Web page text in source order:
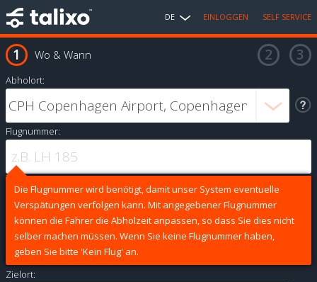
DE EINLOGGEN SELF SERVICE
Wo & Wann
Abholort:
Flugnummer:
Die Flugnummer wird benötigt, damit unser System eventuelle
Verspätungen verfolgen kann. Mit angegebener Flugnummer
können die Fahrer die Abholzeit anpassen, so dass Sie dies nicht
selber machen müssen. Wenn Sie keine Flugnummer haben,
geben Sie bitte 'Kein Flug' an.
Zielort: